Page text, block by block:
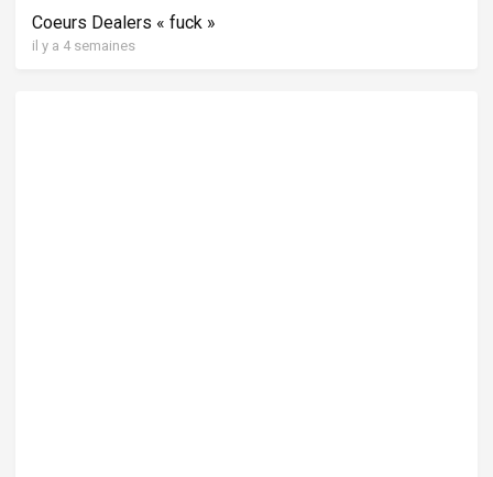
Coeurs Dealers « fuck »
il y a 4 semaines